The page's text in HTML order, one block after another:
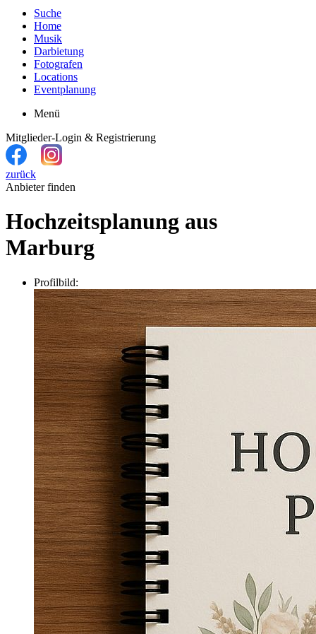
Suche
Home
Musik
Darbietung
Fotografen
Locations
Eventplanung
Menü
Mitglieder-Login & Registrierung
zurück
Anbieter finden
Hochzeitsplanung aus
Marburg
Profilbild: